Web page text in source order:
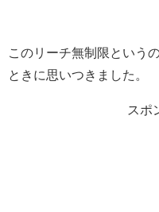
このリーチ無制限という
ときに思いつきました。
スポ